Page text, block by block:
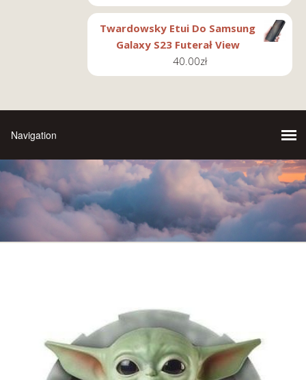
Twardowsky Etui Do Samsung
Galaxy S23 Futerał View
40.00zł